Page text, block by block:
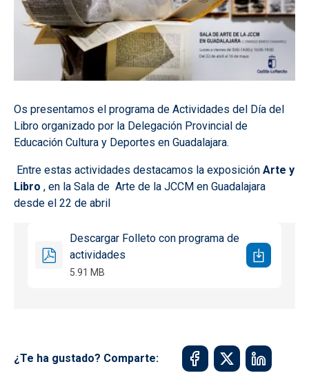
Os presentamos el programa de Actividades del Día del
Libro organizado por la Delegación Provincial de
Educación Cultura y Deportes en Guadalajara.
Entre estas actividades destacamos la exposición Arte y
Libro , en la Sala de Arte de la JCCM en Guadalajara
desde el 22 de abril
Descargar Folleto con programa de
actividades
5.91 MB
¿Te ha gustado? Comparte: